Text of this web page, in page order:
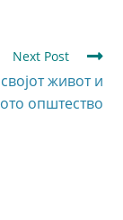
Next Post
живот и
општество